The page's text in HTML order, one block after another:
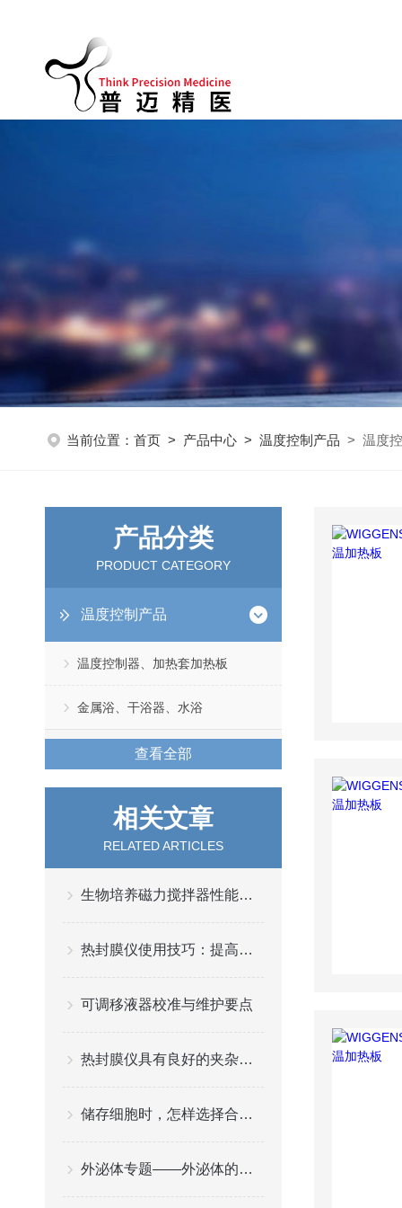
当前位置： 首页 > 产品中心 > 温度控制产品 > 温度
产品分类
PRODUCT CATEGORY
温度控制产品
温度控制器、加热套加热板
金属浴、干浴器、水浴
查看全部
相关文章
RELATED ARTICLES
生物培养磁力搅拌器性能特点分析
热封膜仪使用技巧：提高工作效率与质量
可调移液器校准与维护要点
热封膜仪具有良好的夹杂物热封性
储存细胞时，怎样选择合适的声波微量冻存管？
外泌体专题——外泌体的提取方法都有哪些？